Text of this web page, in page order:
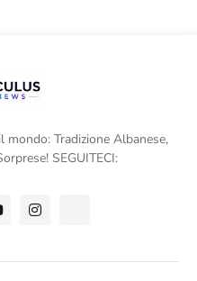
Tradizione Albanese,
SEGUITECI: